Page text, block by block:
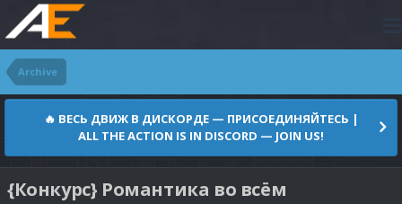
Archive
🔥 ВЕСЬ ДВИЖ В ДИСКОРДЕ — ПРИСОЕДИНЯЙТЕСЬ |
ALL THE ACTION IS IN DISCORD — JOIN US!
{Конкурс} Романтика во всём